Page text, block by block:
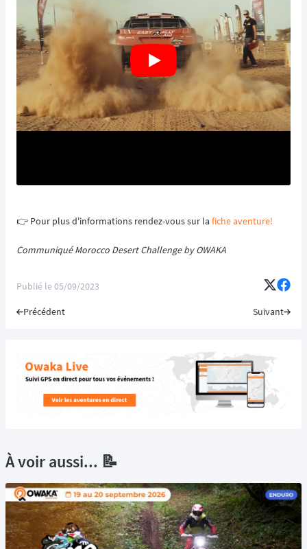
👉️ Pour plus d'informations rendez-vous sur la fiche aventure!
Communiqué Morocco Desert Challenge by OWAKA
Publié le05/09/2023
Précédent Suivant
À voir aussi... 📝